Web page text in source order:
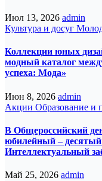
Июл 13, 2026 admin
Культура и досуг
Коллекции юных
модный каталог
успеха: Мода»
Июн 8, 2026 admin
Акции Образование и
В Общероссийский
юбилейный – десятый
Интеллектуальный
Май 25, 2026 admin